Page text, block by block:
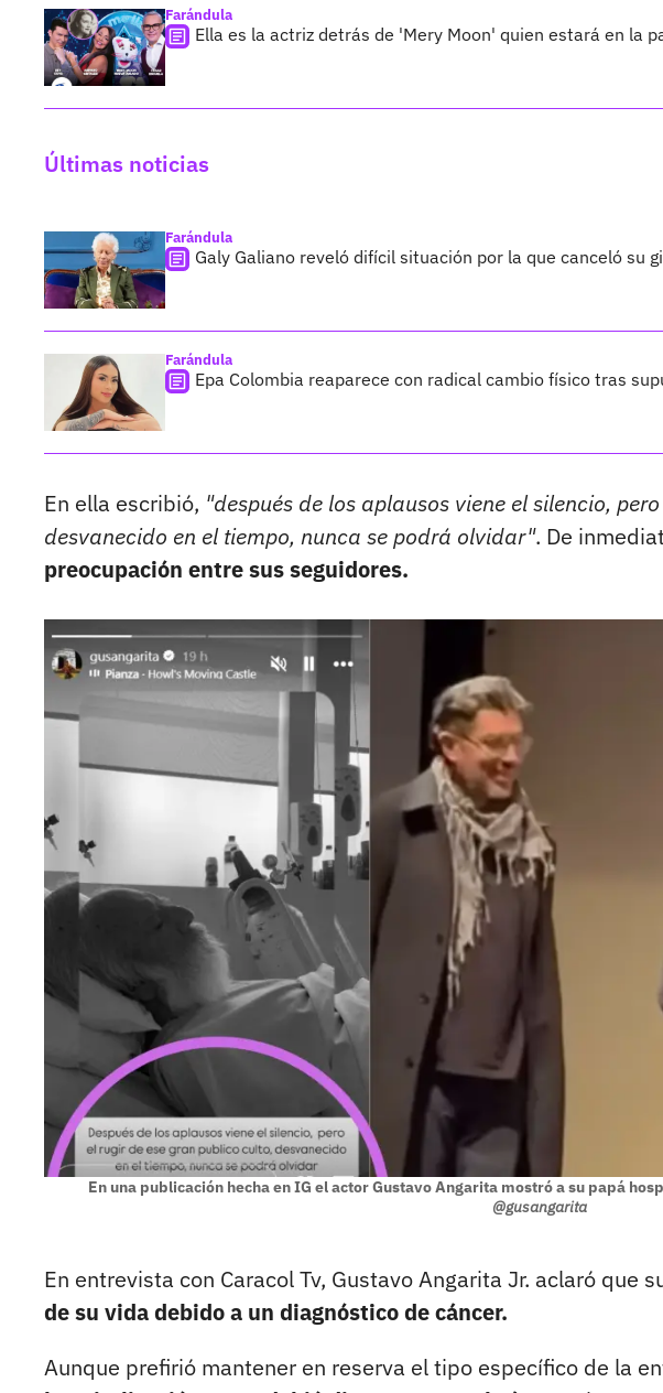
Farándula
Ella es la actriz detrás de 'Mery Moon' quien estará en la
Últimas noticias
Farándula
Galy Galiano reveló difícil situación por la que canceló su
Farándula
Epa Colombia reaparece con radical cambio físico tras
En ella escribió, "después de los aplausos viene el silencio,
desvanecido en el tiempo, nunca se podrá olvidar". De
preocupación entre sus seguidores.
En una publicación hecha en IG el actor Gustavo Angarita mostró a su papá
@gusangarita
En entrevista con Caracol Tv, Gustavo Angarita Jr. aclaró que
de su vida debido a un diagnóstico de cáncer.
Aunque prefirió mantener en reserva el tipo específico de la